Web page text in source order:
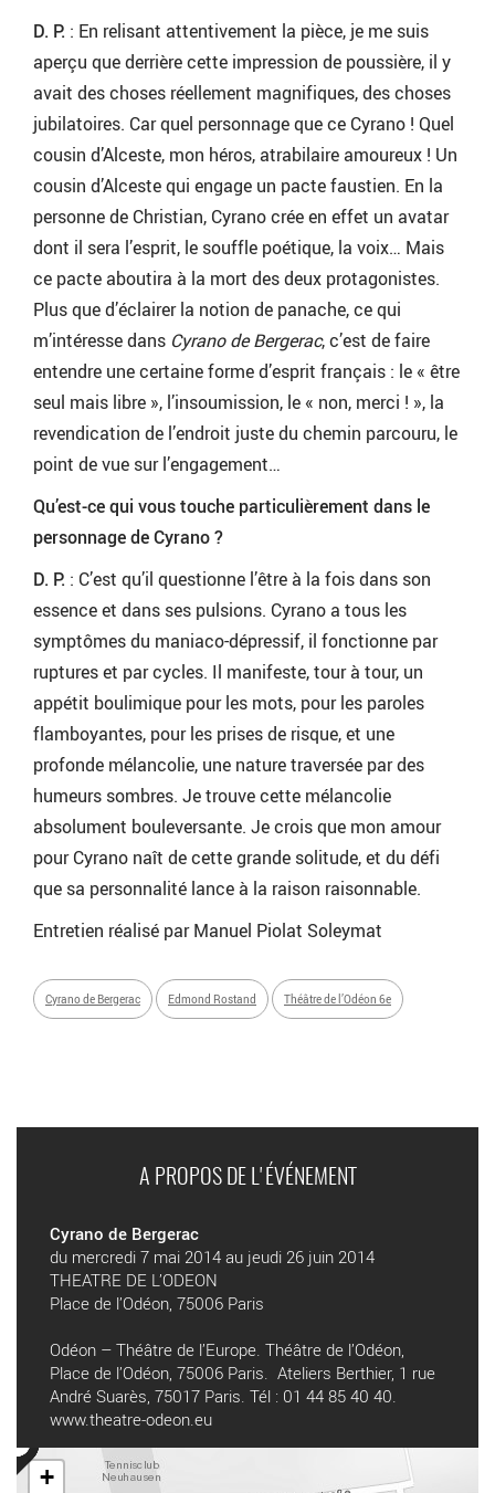
D. P. : En relisant attentivement la pièce, je me suis
aperçu que derrière cette impression de poussière, il y
avait des choses réellement magnifiques, des choses
jubilatoires. Car quel personnage que ce Cyrano ! Quel
cousin d’Alceste, mon héros, atrabilaire amoureux ! Un
cousin d’Alceste qui engage un pacte faustien. En la
personne de Christian, Cyrano crée en effet un avatar
dont il sera l’esprit, le souffle poétique, la voix… Mais
ce pacte aboutira à la mort des deux protagonistes.
Plus que d’éclairer la notion de panache, ce qui
m’intéresse dans Cyrano de Bergerac, c’est de faire
entendre une certaine forme d’esprit français : le « être
seul mais libre », l’insoumission, le « non, merci ! », la
revendication de l’endroit juste du chemin parcouru, le
point de vue sur l’engagement…
Qu’est-ce qui vous touche particulièrement dans le
personnage de Cyrano ?
D. P. : C’est qu’il questionne l’être à la fois dans son
essence et dans ses pulsions. Cyrano a tous les
symptômes du maniaco-dépressif, il fonctionne par
ruptures et par cycles. Il manifeste, tour à tour, un
appétit boulimique pour les mots, pour les paroles
flamboyantes, pour les prises de risque, et une
profonde mélancolie, une nature traversée par des
humeurs sombres. Je trouve cette mélancolie
absolument bouleversante. Je crois que mon amour
pour Cyrano naît de cette grande solitude, et du défi
que sa personnalité lance à la raison raisonnable.
Entretien réalisé par Manuel Piolat Soleymat
Cyrano de Bergerac Edmond Rostand Théâtre de l’Odéon 6e
A PROPOS DE L'ÉVÉNEMENT
Cyrano de Bergerac
du mercredi 7 mai 2014 au jeudi 26 juin 2014
THEATRE DE L’ODEON
Place de l’Odéon, 75006 Paris
Odéon – Théâtre de l’Europe. Théâtre de l’Odéon,
Place de l’Odéon, 75006 Paris. Ateliers Berthier, 1 rue
André Suarès, 75017 Paris. Tél : 01 44 85 40 40.
www.theatre-odeon.eu
+